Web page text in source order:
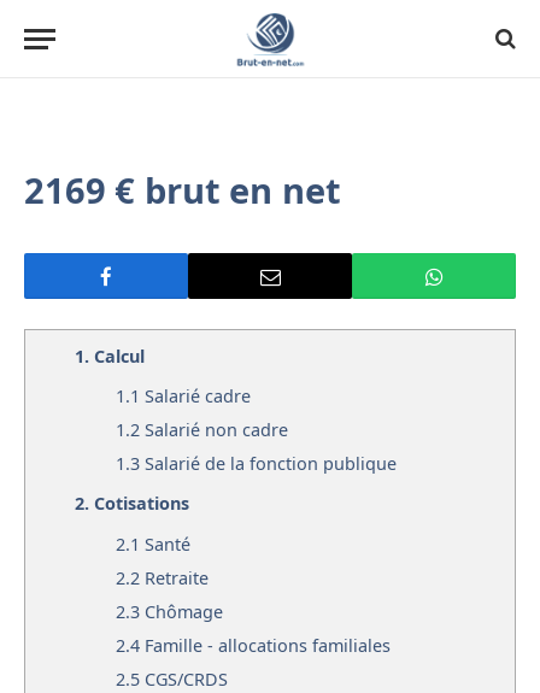
2169 € brut en net
1. Calcul
1.1 Salarié cadre
1.2 Salarié non cadre
1.3 Salarié de la fonction publique
2. Cotisations
2.1 Santé
2.2 Retraite
2.3 Chômage
2.4 Famille - allocations familiales
2.5 CGS/CRDS